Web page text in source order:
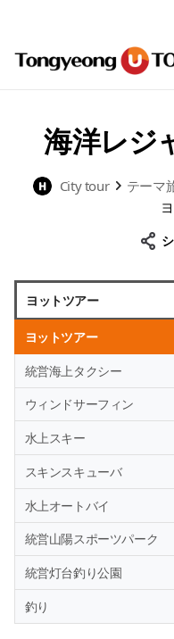
海洋レジ
City tour テーマ
ヨットツアー
ヨットツアー
統営海上タクシー
ウィンドサーフィン
水上スキー
スキンスキューバ
水上オートバイ
統営山陽スポーツパーク
統営灯台釣り公園
釣り